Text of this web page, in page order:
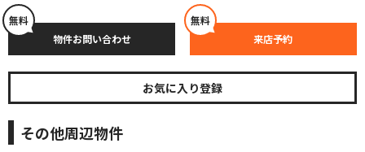
無料
物件お問い合わせ
無料
来店予約
お気に入り登録
その他周辺物件